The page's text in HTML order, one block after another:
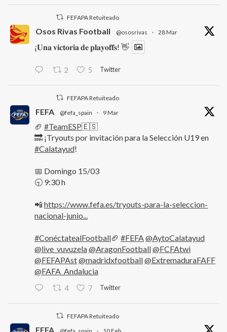
FEFAPA Retuiteado
Osos Rivas Football @ososrivas · 28 Mar
¡𝐔𝐧𝐚 𝐯𝐢𝐜𝐭𝐨𝐫𝐢𝐚 𝐝𝐞 𝐩𝐥𝐚𝐲𝐨𝐟𝐟𝐬! 👋
2 5 Twitter
FEFAPA Retuiteado
FEFA @fefa_spain · 9 Mar
🏈 #TeamESP🇪🇸
🔜 ¡Tryouts por invitación para la Selección U19 en
#Calatayud!
📅 Domingo 15/03
🕤 9:30 h
📲 https://www.fefa.es/tryouts-para-la-seleccion-
nacional-junio...
#ConéctatealFootball🏈 #FEFA@AytoCalatayud
@live_vuvuzela@AragonFootball@FCFAtwi
@FEFAPAst@madridxfootball@ExtremaduraFAFF
@FAFA_Andalucia
4 7 Twitter
FEFAPA Retuiteado
FEFA